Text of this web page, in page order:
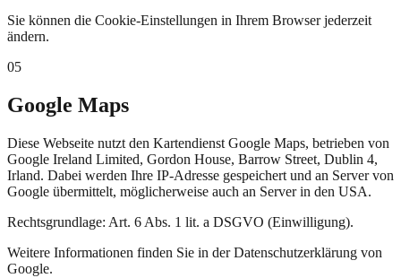
Sie können die Cookie-Einstellungen in Ihrem Browser jederzeit
ändern.
05
Google Maps
Diese Webseite nutzt den Kartendienst Google Maps, betrieben von
Google Ireland Limited, Gordon House, Barrow Street, Dublin 4,
Irland. Dabei werden Ihre IP-Adresse gespeichert und an Server von
Google übermittelt, möglicherweise auch an Server in den USA.
Rechtsgrundlage: Art. 6 Abs. 1 lit. a DSGVO (Einwilligung).
Weitere Informationen finden Sie in der Datenschutzerklärung von
Google.